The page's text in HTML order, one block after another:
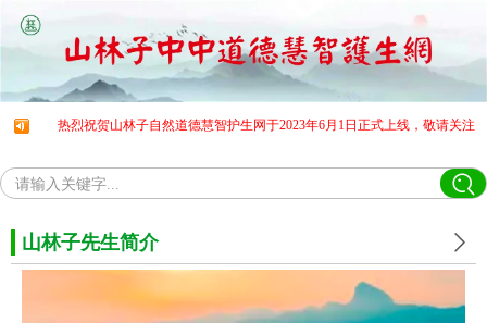
热烈祝贺山林子自然道德慧智护生网于2023年6月1日正式上线，敬请关注! 热烈祝
请输入关键字...
山林子先生简介